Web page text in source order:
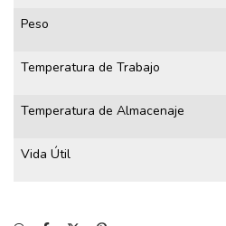
Peso
Temperatura de Trabajo
Temperatura de Almacenaje
Vida Útil